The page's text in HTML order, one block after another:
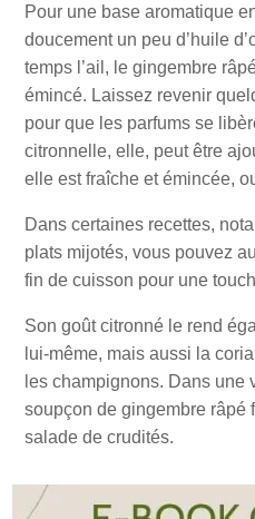
Pour une base aromatique
doucement un peu d’huile
temps l’ail, le gingembre
émincé. Laissez revenir
pour que les parfums se
citronnelle, elle, peut être
elle est fraîche et émincée,
Dans certaines recettes,
plats mijotés, vous pouvez
fin de cuisson pour une
Son goût citronné le rend
lui-même, mais aussi la
les champignons. Dans une
soupçon de gingembre râpé
salade de crudités.